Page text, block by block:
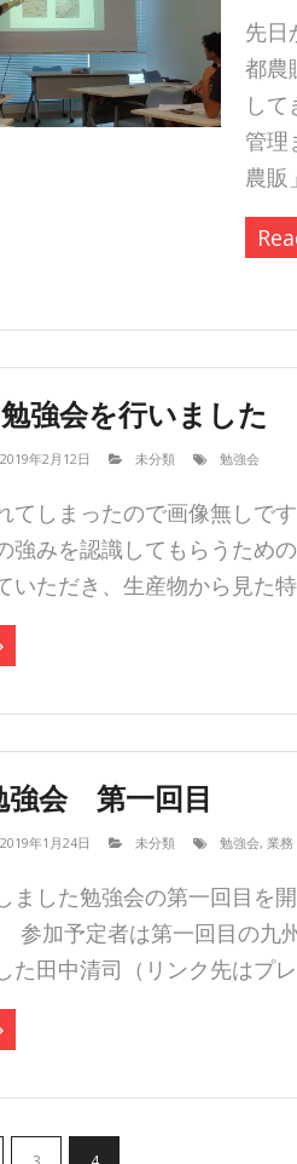
先日
都農
し
管理
農販
強会を行いました
2019年2月12日 未分類 勉強会
てしまったので画像無しで
強みを認識してもらうため
いただき、生産物から見た
強会 第一回目
2019年1月24日 未分類 勉強会, 業務
ました勉強会の第一回目を
参加予定者は第一回目の九
た田中清司（リンク先はプ